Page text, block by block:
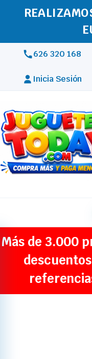
626 320 168
Inicia Sesión
Más de 3.000